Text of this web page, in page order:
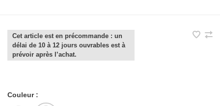
Cet article est en précommande : un
délai de 10 à 12 jours ouvrables est à
prévoir après l’achat.
Couleur :